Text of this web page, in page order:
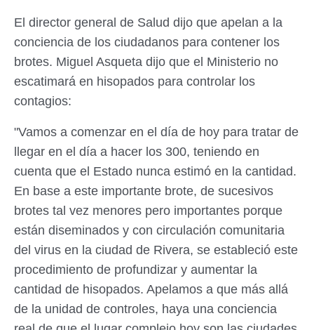
El director general de Salud dijo que apelan a la
conciencia de los ciudadanos para contener los
brotes. Miguel Asqueta dijo que el Ministerio no
escatimará en hisopados para controlar los
contagios:
"Vamos a comenzar en el día de hoy para tratar de
llegar en el día a hacer los 300, teniendo en
cuenta que el Estado nunca estimó en la cantidad.
En base a este importante brote, de sucesivos
brotes tal vez menores pero importantes porque
están diseminados y con circulación comunitaria
del virus en la ciudad de Rivera, se estableció este
procedimiento de profundizar y aumentar la
cantidad de hisopados. Apelamos a que más allá
de la unidad de controles, haya una conciencia